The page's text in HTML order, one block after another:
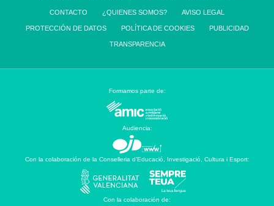
CONTACTO ¿QUIENES SOMOS? AVISO LEGAL
PROTECCIÓN DE DATOS POLÍTICA DE COOKIES PUBLICIDAD
TRANSPARENCIA
Formamos parte de:
Audiencia:
Con la colaboración de la Conselleria d’Educació, Investigació, Cultura i Esport:
Con la colaboración de: